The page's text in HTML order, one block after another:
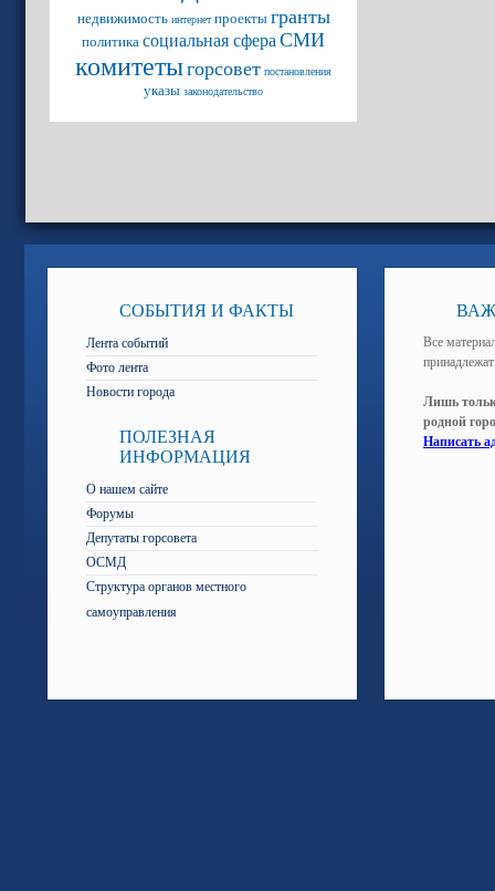
недвижимость интернет проекты гранты
политика социальная сфера СМИ
комитетыгорсовет постановления
указы законодательство
СОБЫТИЯ И ФАКТЫ
Лента событий
Фото лента
Новости города
ПОЛЕЗНАЯ
ИНФОРМАЦИЯ
О нашем сайте
Форумы
Депутаты горсовета
ОСМД
Структура органов местного
самоуправления
Все
Лишь
родной
Написать